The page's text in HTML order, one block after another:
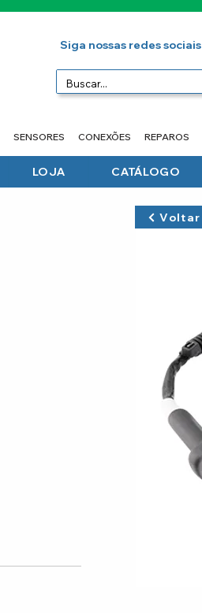
Siga nossas redes sociais
SENSORES CONEXÕES REPAROS
LOJA CATÁLOGO
Voltar